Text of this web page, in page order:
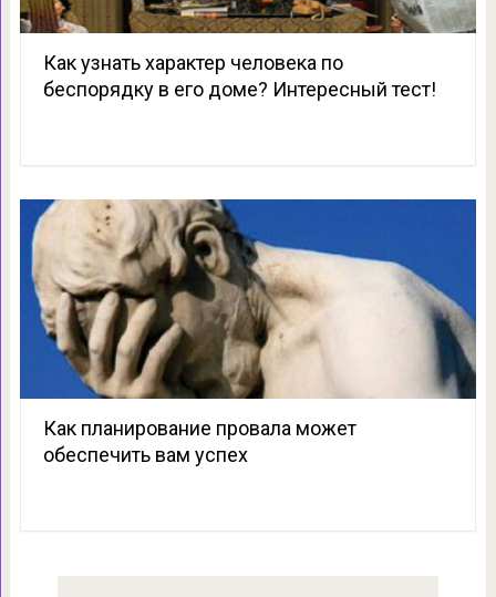
Как узнать характер человека по
беспорядку в его доме? Интересный тест!
Как планирование провала может
обеспечить вам успех